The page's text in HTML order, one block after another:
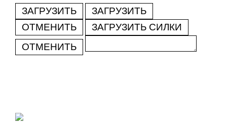
ЗАГРУЗИТЬ
ЗАГРУЗИТЬ
ОТМЕНИТЬ
ЗАГРУЗИТЬ СИЛКИ
ОТМЕНИТЬ